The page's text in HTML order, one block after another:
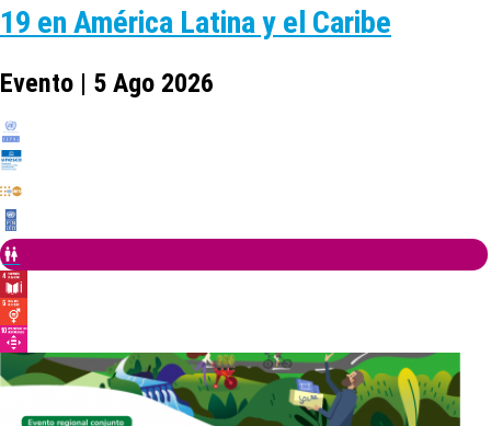
19 en América Latina y el Caribe
Evento | 5 Ago 2026